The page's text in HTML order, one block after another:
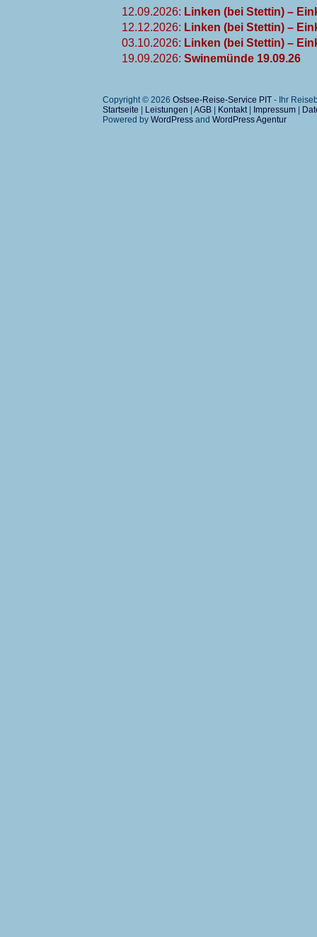
12.09.2026: Linken (bei Stettin) –
12.12.2026: Linken (bei Stettin) –
03.10.2026: Linken (bei Stettin) –
19.09.2026: Swinemünde 19.09.26
Copyright © 2026 Ostsee-Reise-Service PIT - Ihr
Startseite | Leistungen | AGB | Kontakt| Impressum |
Powered by WordPress and WordPress Agentur